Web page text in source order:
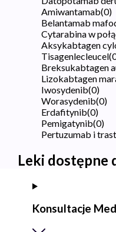
Amiwantamab(0)
Belantamab
Cytarabina w
Aksykabtagen
Tisagenlecleucel(
Breksukabtagen
Lizokabtagen
Iwosydenib(0)
Worasydenib(0)
Erdafitynib(0)
Pemigatynib(0)
Pertuzumab i
Leki dostępne
Konsultacje